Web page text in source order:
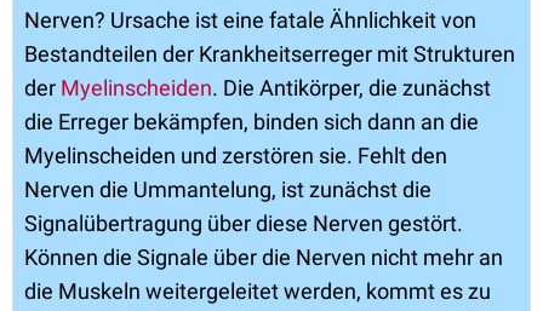
Nerven? Ursache ist eine fatale Ähnlichkeit von
Bestandteilen der Krankheitserreger mit Strukturen
der Myelinscheiden. Die Antikörper, die zunächst
die Erreger bekämpfen, binden sich dann an die
Myelinscheiden und zerstören sie. Fehlt den
Nerven die Ummantelung, ist zunächst die
Signalübertragung über diese Nerven gestört.
Können die Signale über die Nerven nicht mehr an
die Muskeln weitergeleitet werden, kommt es zu